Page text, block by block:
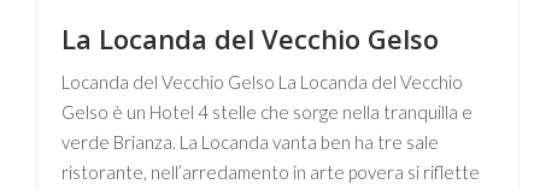
La Locanda del Vecchio Gelso
Locanda del Vecchio Gelso La Locanda del Vecchio
Gelso è un Hotel 4 stelle che sorge nella tranquilla e
verde Brianza. La Locanda vanta ben ha tre sale
ristorante, nell’arredamento in arte povera si riflette